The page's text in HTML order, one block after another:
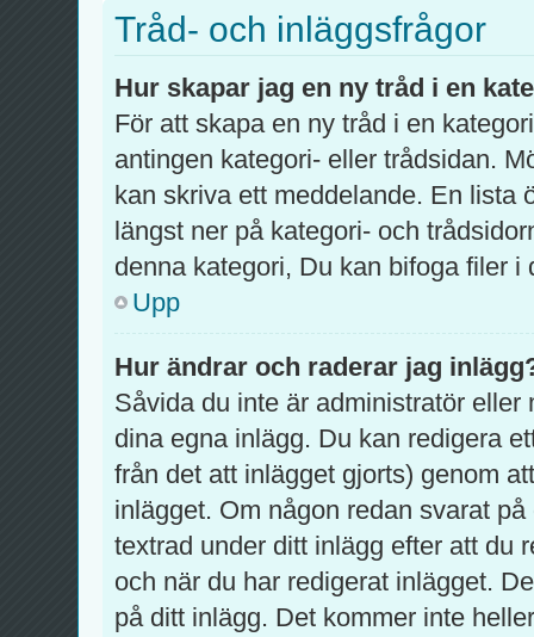
Tråd- och inläggsfrågor
Hur skapar jag en ny tråd i en
För att skapa en ny tråd i en
antingen kategori- eller trådsidan.
kan skriva ett meddelande. En lista
längst ner på kategori- och
denna kategori, Du kan bifoga filer i
Upp
Hur ändrar och raderar jag
Såvida du inte är administratör
dina egna inlägg. Du kan redigera
från det att inlägget gjorts) genom
inlägget. Om någon redan svarat
textrad under ditt inlägg efter att du
och när du har redigerat inlägget.
på ditt inlägg. Det kommer inte